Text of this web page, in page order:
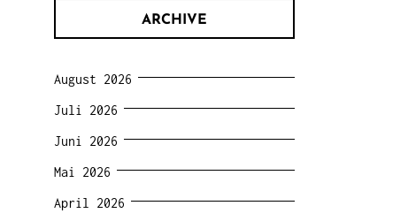
ARCHIVE
August 2026
Juli 2026
Juni 2026
Mai 2026
April 2026